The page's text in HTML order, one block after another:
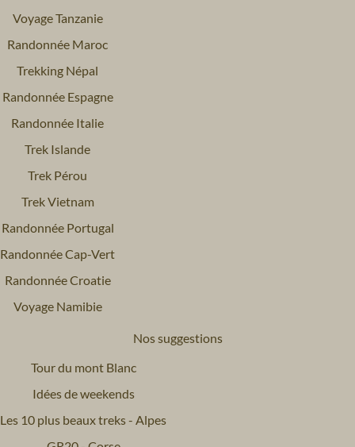
Voyage Tanzanie
Randonnée Maroc
Trekking Népal
Randonnée Espagne
Randonnée Italie
Trek Islande
Trek Pérou
Trek Vietnam
Randonnée Portugal
Randonnée Cap-Vert
Randonnée Croatie
Voyage Namibie
Nos suggestions
Tour du mont Blanc
Idées de weekends
Les 10 plus beaux treks - Alpes